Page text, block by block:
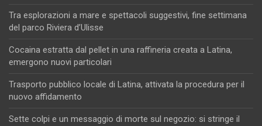
Tra esplorazioni a mare e spettacoli suggestivi, fine settimana
del parco Riviera d’Ulisse
Cocaina estratta dal pellet in una raffineria creata a Latina,
emergono nuovi particolari
Trasporto pubblico locale di Latina, attivata la procedura per il
nuovo affidamento
Sette colpi e un messaggio di morte sul negozio: si stringe il